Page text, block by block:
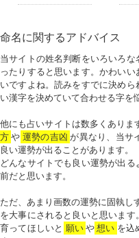
命名に関するアドバイス
当サイトの姓名判断をいろいろ
ったりすると思います。かわい
いですよね。読みをすでに決め
い漢字を決めていて合わせる字を
他にも占いサイトは数多くありま
方 や 運勢の吉凶 が異なり、当サ
良い運勢が出ることがあります。
どんなサイトでも良い運勢が出
前だと思います。
ただ、あまり画数の運勢に固執し
を大事にされると良いと思いま
育ってほしいと 願い や 想い を込